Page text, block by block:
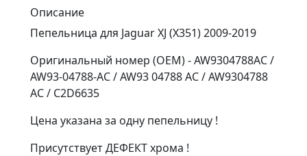
Описание
Пепельница для Jaguar XJ (X351) 2009-2019
Оригинальный номер (OEM) - AW9304788AC /
AW93-04788-AC / AW93 04788 AC / AW9304788
AC / C2D6635
Цена указана за одну пепельницу !
Присутствует ДЕФЕКТ хрома !